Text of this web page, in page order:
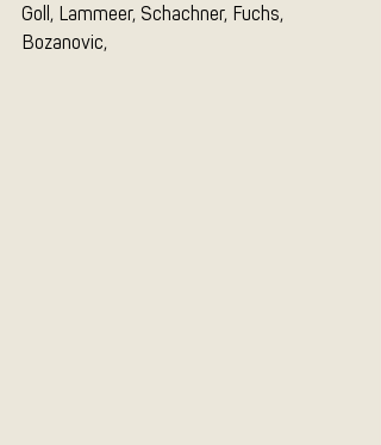
Goll, Lammeer, Schachner, Fuchs,
Bozanovic,